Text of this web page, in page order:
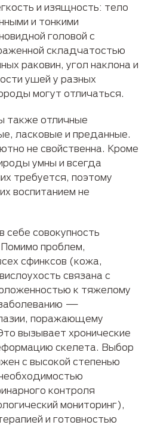
и изящность: тело
и тонкими
головой с
складчатостью
раковин, угол наклона и
ушей у разных
могут отличаться.
также отличные
ласковые и преданные.
не свойственна. Кроме
умны и всегда
требуется, поэтому
воспитанием не
себе совокупность
проблем,
сфинксов (кожа,
связана с
к тяжелому
—
поражающему
вызывает хронические
скелета. Выбор
с высокой степенью
контроля
мониторинг),
и готовностью